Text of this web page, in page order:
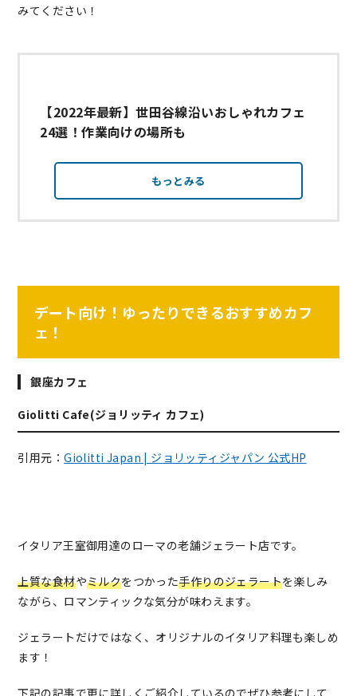
みてください！
【2022年最新】世田谷線沿いおしゃれカフェ
24選！作業向けの場所も
もっとみる
デート向け！ゆったりできるおすすめカフ
ェ！
銀座カフェ
Giolitti Cafe(ジョリッティ カフェ)
引用元：Giolitti Japan | ジョリッティジャパン 公式HP
イタリア王室御用達のローマの老舗ジェラート店です。
上質な食材やミルクをつかった手作りのジェラートを楽しみ
ながら、ロマンティックな気分が味わえます。
ジェラートだけではなく、オリジナルのイタリア料理も楽しめ
ます！
下記の記事で更に詳しくご紹介しているのでぜひ参考にして